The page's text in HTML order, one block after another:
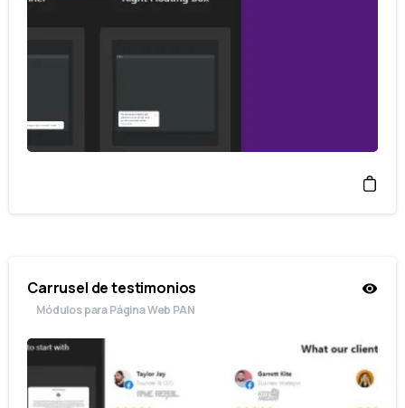
Carrusel de testimonios
Módulos para Página Web PAN